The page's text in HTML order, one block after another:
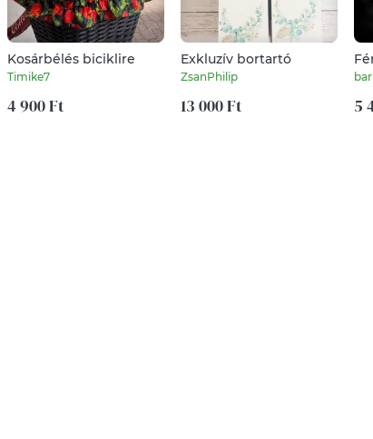
Kosárbélés biciklire
Timike7
4 900 Ft
Exkluzív bortartó
ZsanPhilip
13 000 Ft 5